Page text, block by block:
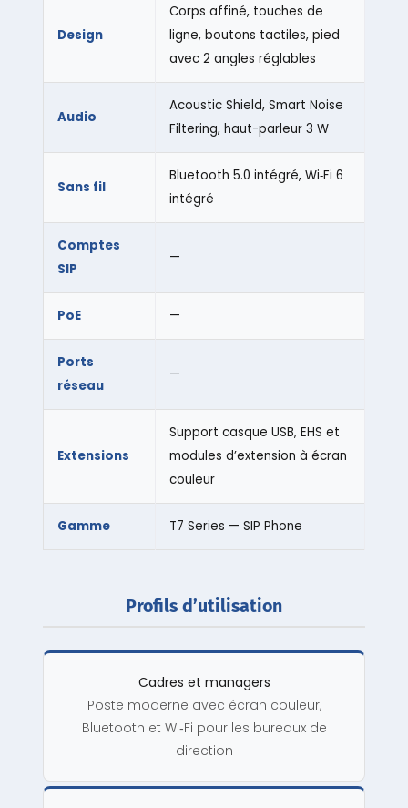
Design
Corps affiné, touches de
ligne, boutons tactiles, pied
avec 2 angles réglables
Audio
Acoustic Shield, Smart Noise
Filtering, haut-parleur 3 W
Sans fil
Bluetooth 5.0 intégré, Wi‑Fi 6
intégré
Comptes
SIP
—
PoE —
Ports
réseau
—
Extensions
Support casque USB, EHS et
modules d’extension à écran
couleur
Gamme T7 Series — SIP Phone
Profils d’utilisation
Cadres et managers
Poste moderne avec écran couleur,
Bluetooth et Wi‑Fi pour les bureaux de
direction